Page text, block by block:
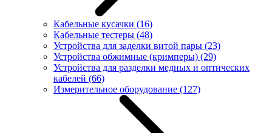
Кабельные кусачки (16)
Кабельные тестеры (48)
Устройства для заделки витой пары (23)
Устройства обжимные (кримперы) (29)
Устройства для разделки медных и оптических
кабелей (66)
Измерительное оборудование (127)